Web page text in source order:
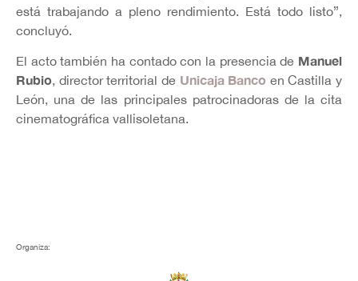
está trabajando a pleno rendimiento. Está todo listo”,
concluyó.
El acto también ha contado con la presencia de Manuel
Rubio, director territorial de Unicaja Banco en Castilla y
León, una de las principales patrocinadoras de la cita
cinematográfica vallisoletana.
Organiza: